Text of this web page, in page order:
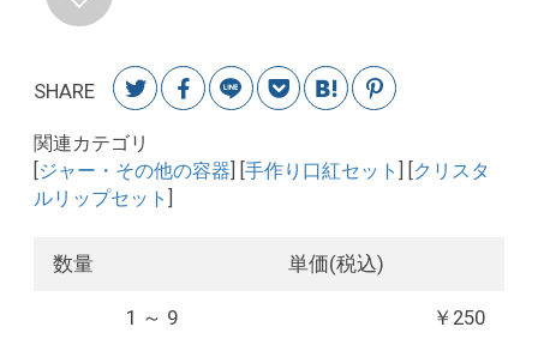
SHARE
関連カテゴリ
ジャー・その他の容器 手作り口紅セット
クリスタ
ルリップセット
数量 単価(税込)
1 ～ 9 ￥250